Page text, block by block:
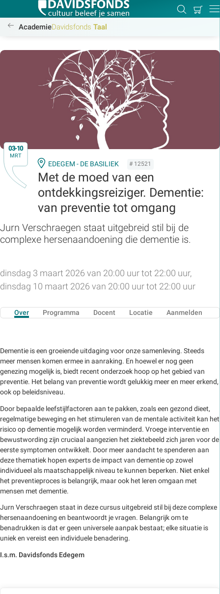
Zoeken
Mijn
//www.davidsfonds.be/alle-cursussen
AcademieDavidsfonds Taal
03-10
MRT
EDEGEM - DE BASILIEK # 12521
Met de moed van een
ontdekkingsreiziger. Dementie:
van preventie tot omgang
Jurn Verschraegen staat uitgebreid stil bij de
complexe hersenaandoening die dementie is.
dinsdag 3 maart 2026 van 20:00 uur tot 22:00 uur,
dinsdag 10 maart 2026 van 20:00 uur tot 22:00 uur
Over Programma Docent Locatie Aanmelden
Dementie is een groeiende uitdaging voor onze samenleving. Steeds
meer mensen komen ermee in aanraking. En hoewel er nog geen
genezing mogelijk is, biedt recent onderzoek hoop op het gebied van
preventie. Het belang van preventie wordt gelukkig meer en meer erkend,
ook op beleidsniveau.
Door bepaalde leefstijlfactoren aan te pakken, zoals een gezond dieet,
regelmatige beweging en het stimuleren van de mentale activiteit kan het
risico op dementie mogelijk worden verminderd. Vroege interventie en
bewustwording zijn cruciaal aangezien het ziektebeeld zich jaren voor de
eerste symptomen ontwikkelt. Door meer aandacht te spenderen aan
deze thematiek hopen experts de impact van dementie op zowel
individueel als maatschappelijk niveau te kunnen beperken. Niet enkel
het preventieproces is belangrijk, maar ook het leren omgaan met
mensen met dementie.
Jurn Verschraegen staat in deze cursus uitgebreid stil bij deze complexe
hersenaandoening en beantwoordt je vragen. Belangrijk om te
benadrukken is dat er geen universele aanpak bestaat; elke situatie is
uniek en vereist een individuele benadering.
I.s.m. Davidsfonds Edegem